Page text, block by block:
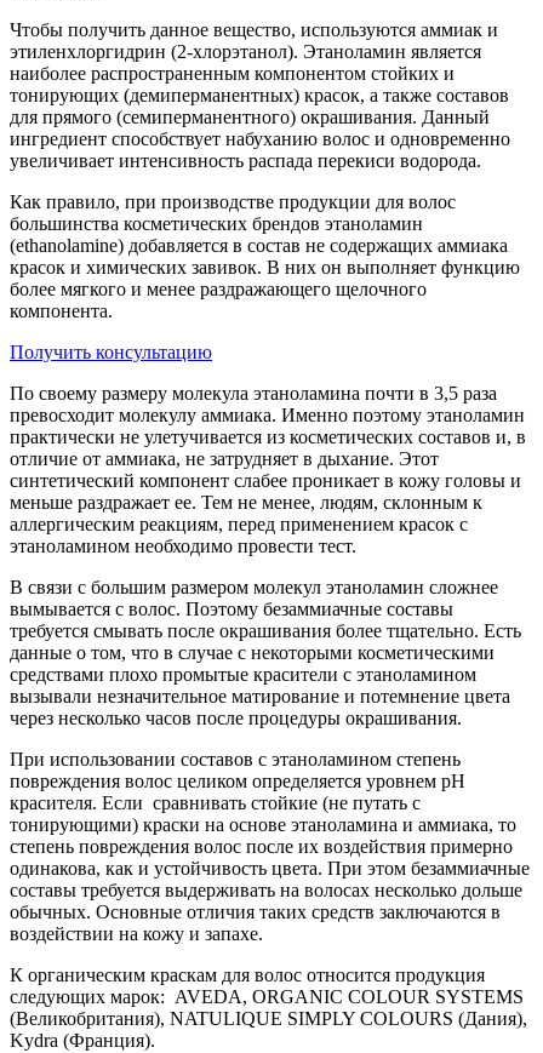
Чтобы получить данное вещество, используются аммиак и
этиленхлоргидрин (2‑хлорэтанол). Этаноламин является
наиболее распространенным компонентом стойких и
тонирующих (демиперманентных) красок, а также составов
для прямого (семиперманентного) окрашивания. Данный
ингредиент способствует набуханию волос и одновременно
увеличивает интенсивность распада перекиси водорода.
Как правило, при производстве продукции для волос
большинства косметических брендов этаноламин
(ethanolamine) добавляется в состав не содержащих аммиака
красок и химических завивок. В них он выполняет функцию
более мягкого и менее раздражающего щелочного
компонента.
Получить консультацию
По своему размеру молекула этаноламина почти в 3,5 раза
превосходит молекулу аммиака. Именно поэтому этаноламин
практически не улетучивается из косметических составов и, в
отличие от аммиака, не затрудняет в дыхание. Этот
синтетический компонент слабее проникает в кожу головы и
меньше раздражает ее. Тем не менее, людям, склонным к
аллергическим реакциям, перед применением красок с
этаноламином необходимо провести тест.
В связи с большим размером молекул этаноламин сложнее
вымывается с волос. Поэтому безаммиачные составы
требуется смывать после окрашивания более тщательно. Есть
данные о том, что в случае с некоторыми косметическими
средствами плохо промытые красители с этаноламином
вызывали незначительное матирование и потемнение цвета
через несколько часов после процедуры окрашивания.
При использовании составов с этаноламином степень
повреждения волос целиком определяется уровнем pH
красителя. Если сравнивать стойкие (не путать с
тонирующими) краски на основе этаноламина и аммиака, то
степень повреждения волос после их воздействия примерно
одинакова, как и устойчивость цвета. При этом безаммиачные
составы требуется выдерживать на волосах несколько дольше
обычных. Основные отличия таких средств заключаются в
воздействии на кожу и запахе.
К органическим краскам для волос относится продукция
следующих марок: AVEDA, ORGANIC COLOUR SYSTEMS
(Великобритания), NATULIQUE SIMPLY COLOURS (Дания),
Kydra (Франция).